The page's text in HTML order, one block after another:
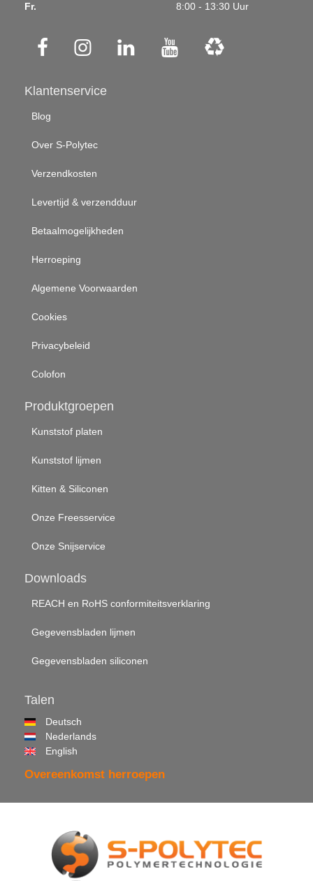
Fr.
8:00 - 13:30 Uur
Klantenservice
Blog
Over S-Polytec
Verzendkosten
Levertijd & verzendduur
Betaalmogelijkheden
Herroeping
Algemene Voorwaarden
Cookies
Privacybeleid
Colofon
Produktgroepen
Kunststof platen
Kunststof lijmen
Kitten & Siliconen
Onze Freesservice
Onze Snijservice
Downloads
REACH en RoHS conformiteitsverklaring
Gegevensbladen lijmen
Gegevensbladen siliconen
Talen
Deutsch
Nederlands
English
Overeenkomst herroepen